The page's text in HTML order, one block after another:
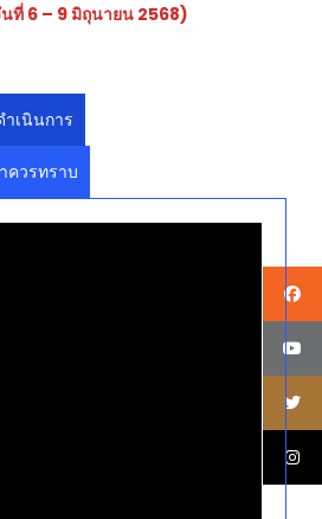
ที่ 6 – 9 มิถุนายน 2568)
เนินการ
ควรทราบ